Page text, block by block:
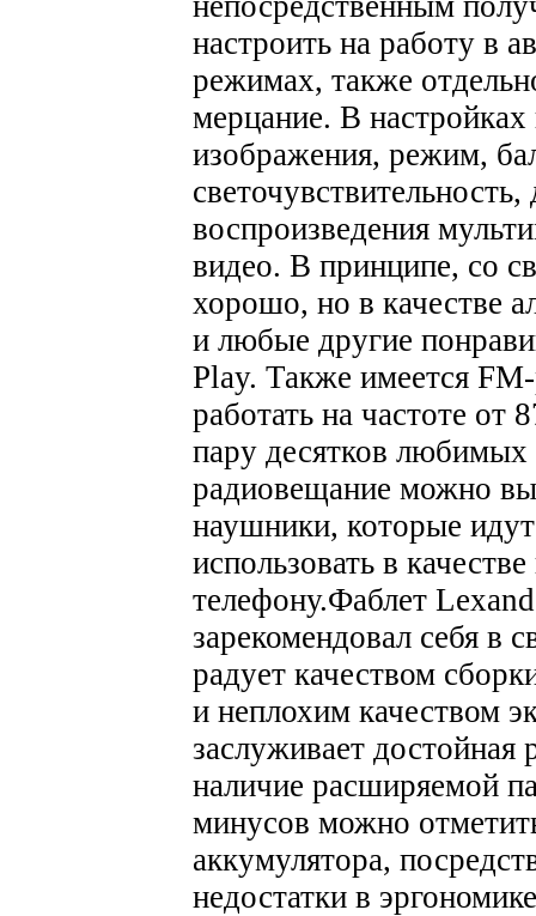
настроить на работу в
режимах, также
мерцание. В
изображения, режим,
воспроизведения
видео. В принципе, со
хорошо, но в качестве
и любые другие
Play. Также имеется
работать на частоте
пару десятков
радиовещание можно
наушники, которые
использовать в
телефону.Фаблет
зарекомендовал себя в
радует качеством
и неплохим качеством
заслуживает достойная
наличие расширяемой
минусов можно
аккумулятора,
недостатки в